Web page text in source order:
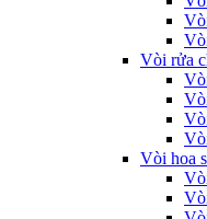
Vòi rửa
Vòi hoa